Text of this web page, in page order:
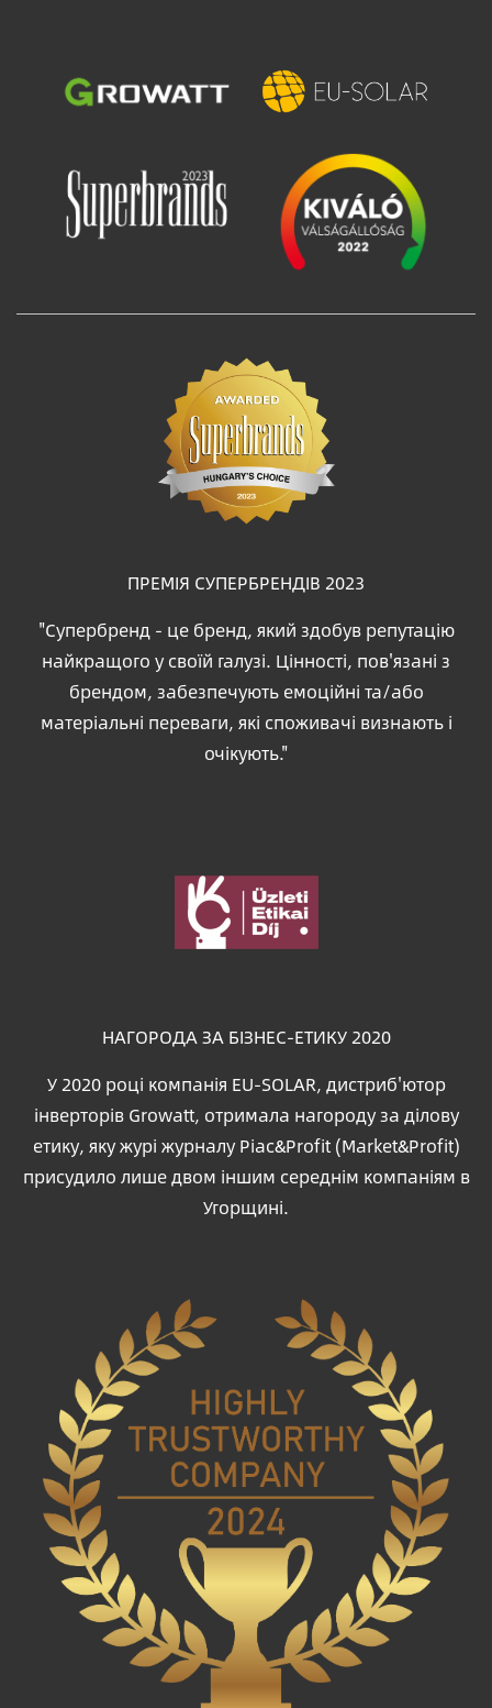
Зображення Зображення
ПРЕМІЯ СУПЕРБРЕНДІВ 2023
"Супербренд - це бренд, який здобув репутацію
найкращого у своїй галузі. Цінності, пов'язані з
брендом, забезпечують емоційні та/або
матеріальні переваги, які споживачі визнають і
очікують."
Зображення
НАГОРОДА ЗА БІЗНЕС-ЕТИКУ 2020
У 2020 році компанія EU-SOLAR, дистриб'ютор
інверторів Growatt, отримала нагороду за ділову
етику, яку журі журналу Piac&Profit (Market&Profit)
присудило лише двом іншим середнім компаніям в
Угорщині.